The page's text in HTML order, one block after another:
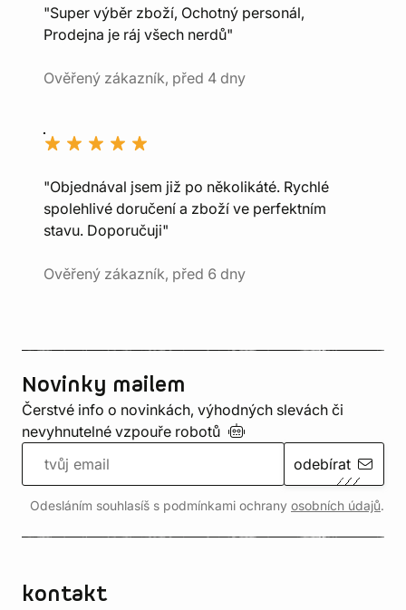
"Super výběr zboží, Ochotný personál,
Prodejna je ráj všech nerdů"
Ověřený zákazník, před 4 dny
"Objednával jsem již po několikáté. Rychlé
spolehlivé doručení a zboží ve perfektním
stavu. Doporučuji"
Ověřený zákazník, před 6 dny
Novinky mailem
Čerstvé info o novinkách, výhodných slevách či
nevyhnutelné vzpouře robotů
odebírat
Odesláním souhlasíš s podmínkami ochrany osobních údajů.
kontakt